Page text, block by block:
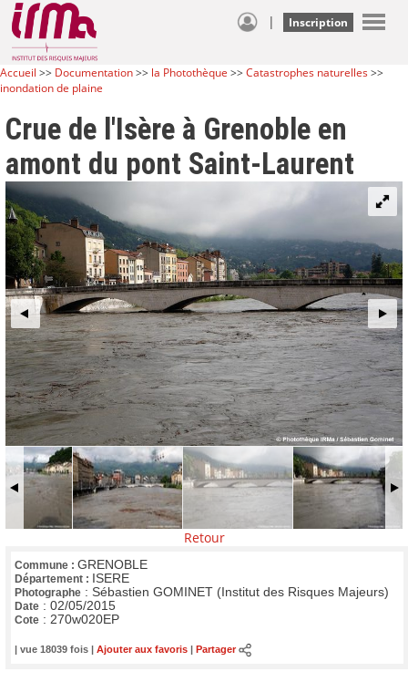
| Inscription
Accueil >> Documentation>> la Photothèque >>Catastrophes naturelles>>
inondation de plaine
Crue de l'Isère à Grenoble en
amont du pont Saint-Laurent
Retour
Commune : GRENOBLE
Département : ISERE
Photographe : Sébastien GOMINET (Institut des Risques Majeurs)
Date : 02/05/2015
Cote : 270w020EP
| vue 18039 fois | Ajouter aux favoris Partager